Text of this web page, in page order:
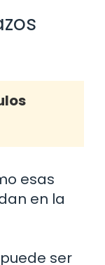
esas
en la
ser